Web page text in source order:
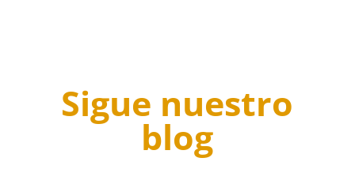
Sigue nuestro
blog